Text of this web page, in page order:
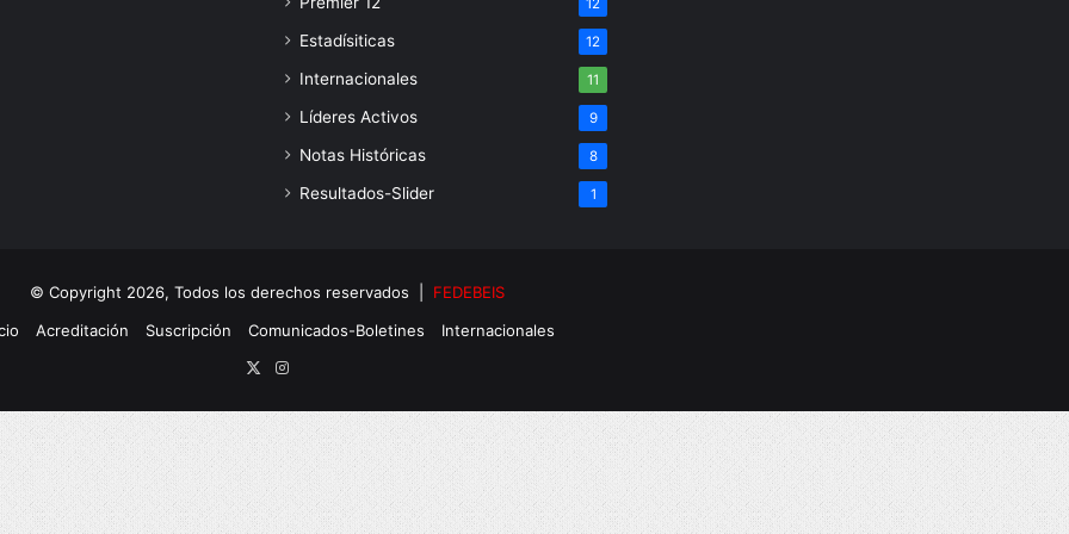
12
Estadísiticas 12
Internacionales 11
Líderes Activos 9
Notas Históricas 8
Resultados-Slider 1
© Copyright 2026, Todos los derechos reservados | FEDEBEIS
Acreditación Suscripción Comunicados-Boletines
Internacionales
Instagram